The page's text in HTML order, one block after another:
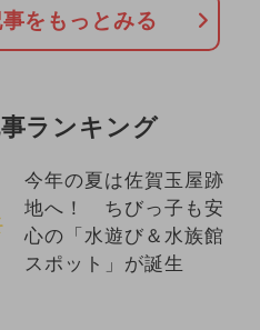
をもっとみる
ランキング
今年の夏は佐賀玉屋跡
地へ！ ちびっ子も安
心の「水遊び＆水族館
スポット」が誕生